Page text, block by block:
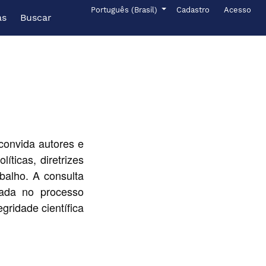
Idioma
Português (Brasil)
Menu de Cadastro Acesso
Buscar
autores e
diretrizes
A consulta
no processo
científica